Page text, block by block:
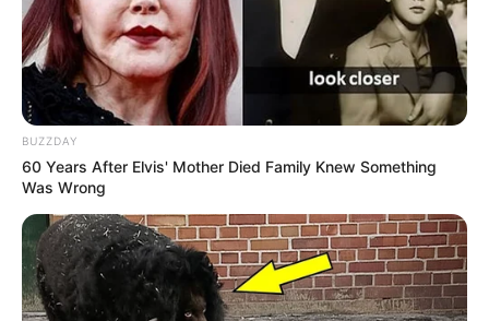
BUZZDAY
60 Years After Elvis' Mother Died Family Knew Something
Was Wrong